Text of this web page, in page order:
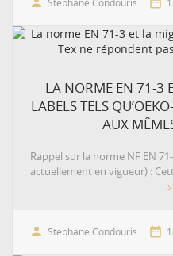
Stephane Condouris
LA NORME EN 71-3
LABELS TELS
AUX
Rappel sur la norme NF EN
actuellement en vigueur) :
 Stephane Condouris 